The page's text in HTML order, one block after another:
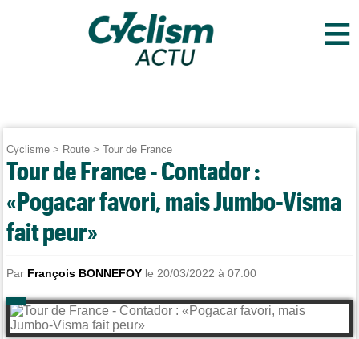
≡
Cyclisme > Route >Tour de France
Tour de France - Contador :
«Pogacar favori, mais Jumbo-Visma
fait peur»
Par François BONNEFOY le 20/03/2022 à 07:00